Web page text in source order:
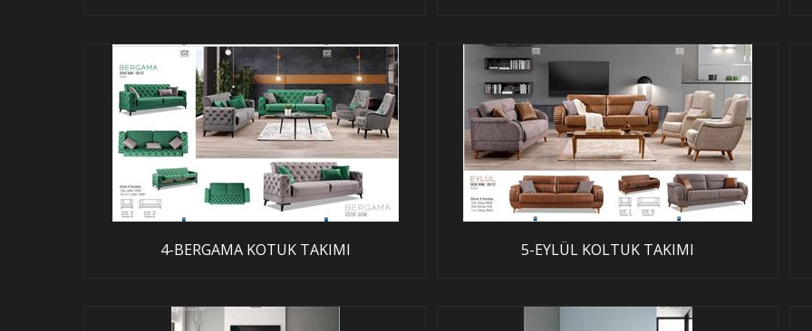
4-BERGAMA KOTUK TAKIMI 5-EYLÜL KOLTUK TAKIMI